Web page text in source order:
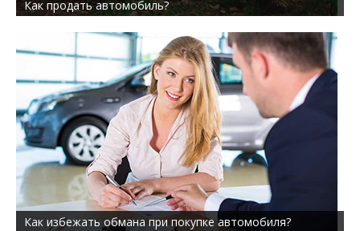
Как продать автомобиль?
Как избежать обмана при покупке автомобиля?